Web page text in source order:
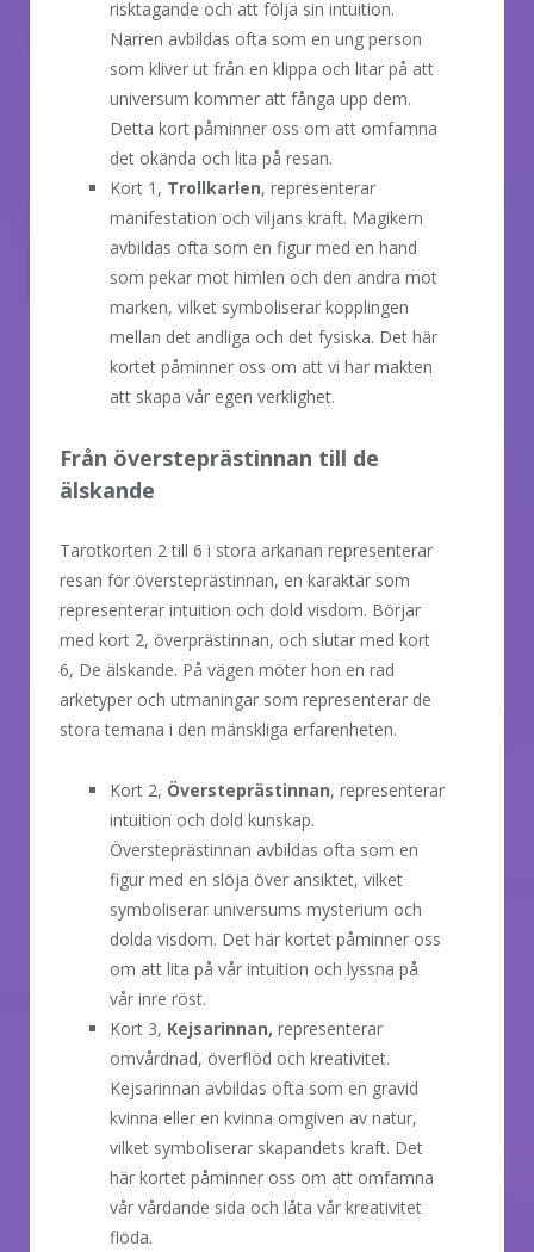
risktagande och att följa sin intuition.
Narren avbildas ofta som en ung person
som kliver ut från en klippa och litar på att
universum kommer att fånga upp dem.
Detta kort påminner oss om att omfamna
det okända och lita på resan.
Kort 1, Trollkarlen, representerar
manifestation och viljans kraft. Magikern
avbildas ofta som en figur med en hand
som pekar mot himlen och den andra mot
marken, vilket symboliserar kopplingen
mellan det andliga och det fysiska. Det här
kortet påminner oss om att vi har makten
att skapa vår egen verklighet.
Från översteprästinnan till de
älskande
Tarotkorten 2 till 6 i stora arkanan representerar
resan för översteprästinnan, en karaktär som
representerar intuition och dold visdom. Börjar
med kort 2, överprästinnan, och slutar med kort
6, De älskande. På vägen möter hon en rad
arketyper och utmaningar som representerar de
stora temana i den mänskliga erfarenheten.
Kort 2, Översteprästinnan, representerar
intuition och dold kunskap.
Översteprästinnan avbildas ofta som en
figur med en slöja över ansiktet, vilket
symboliserar universums mysterium och
dolda visdom. Det här kortet påminner oss
om att lita på vår intuition och lyssna på
vår inre röst.
Kort 3, Kejsarinnan, representerar
omvårdnad, överflöd och kreativitet.
Kejsarinnan avbildas ofta som en gravid
kvinna eller en kvinna omgiven av natur,
vilket symboliserar skapandets kraft. Det
här kortet påminner oss om att omfamna
vår vårdande sida och låta vår kreativitet
flöda.